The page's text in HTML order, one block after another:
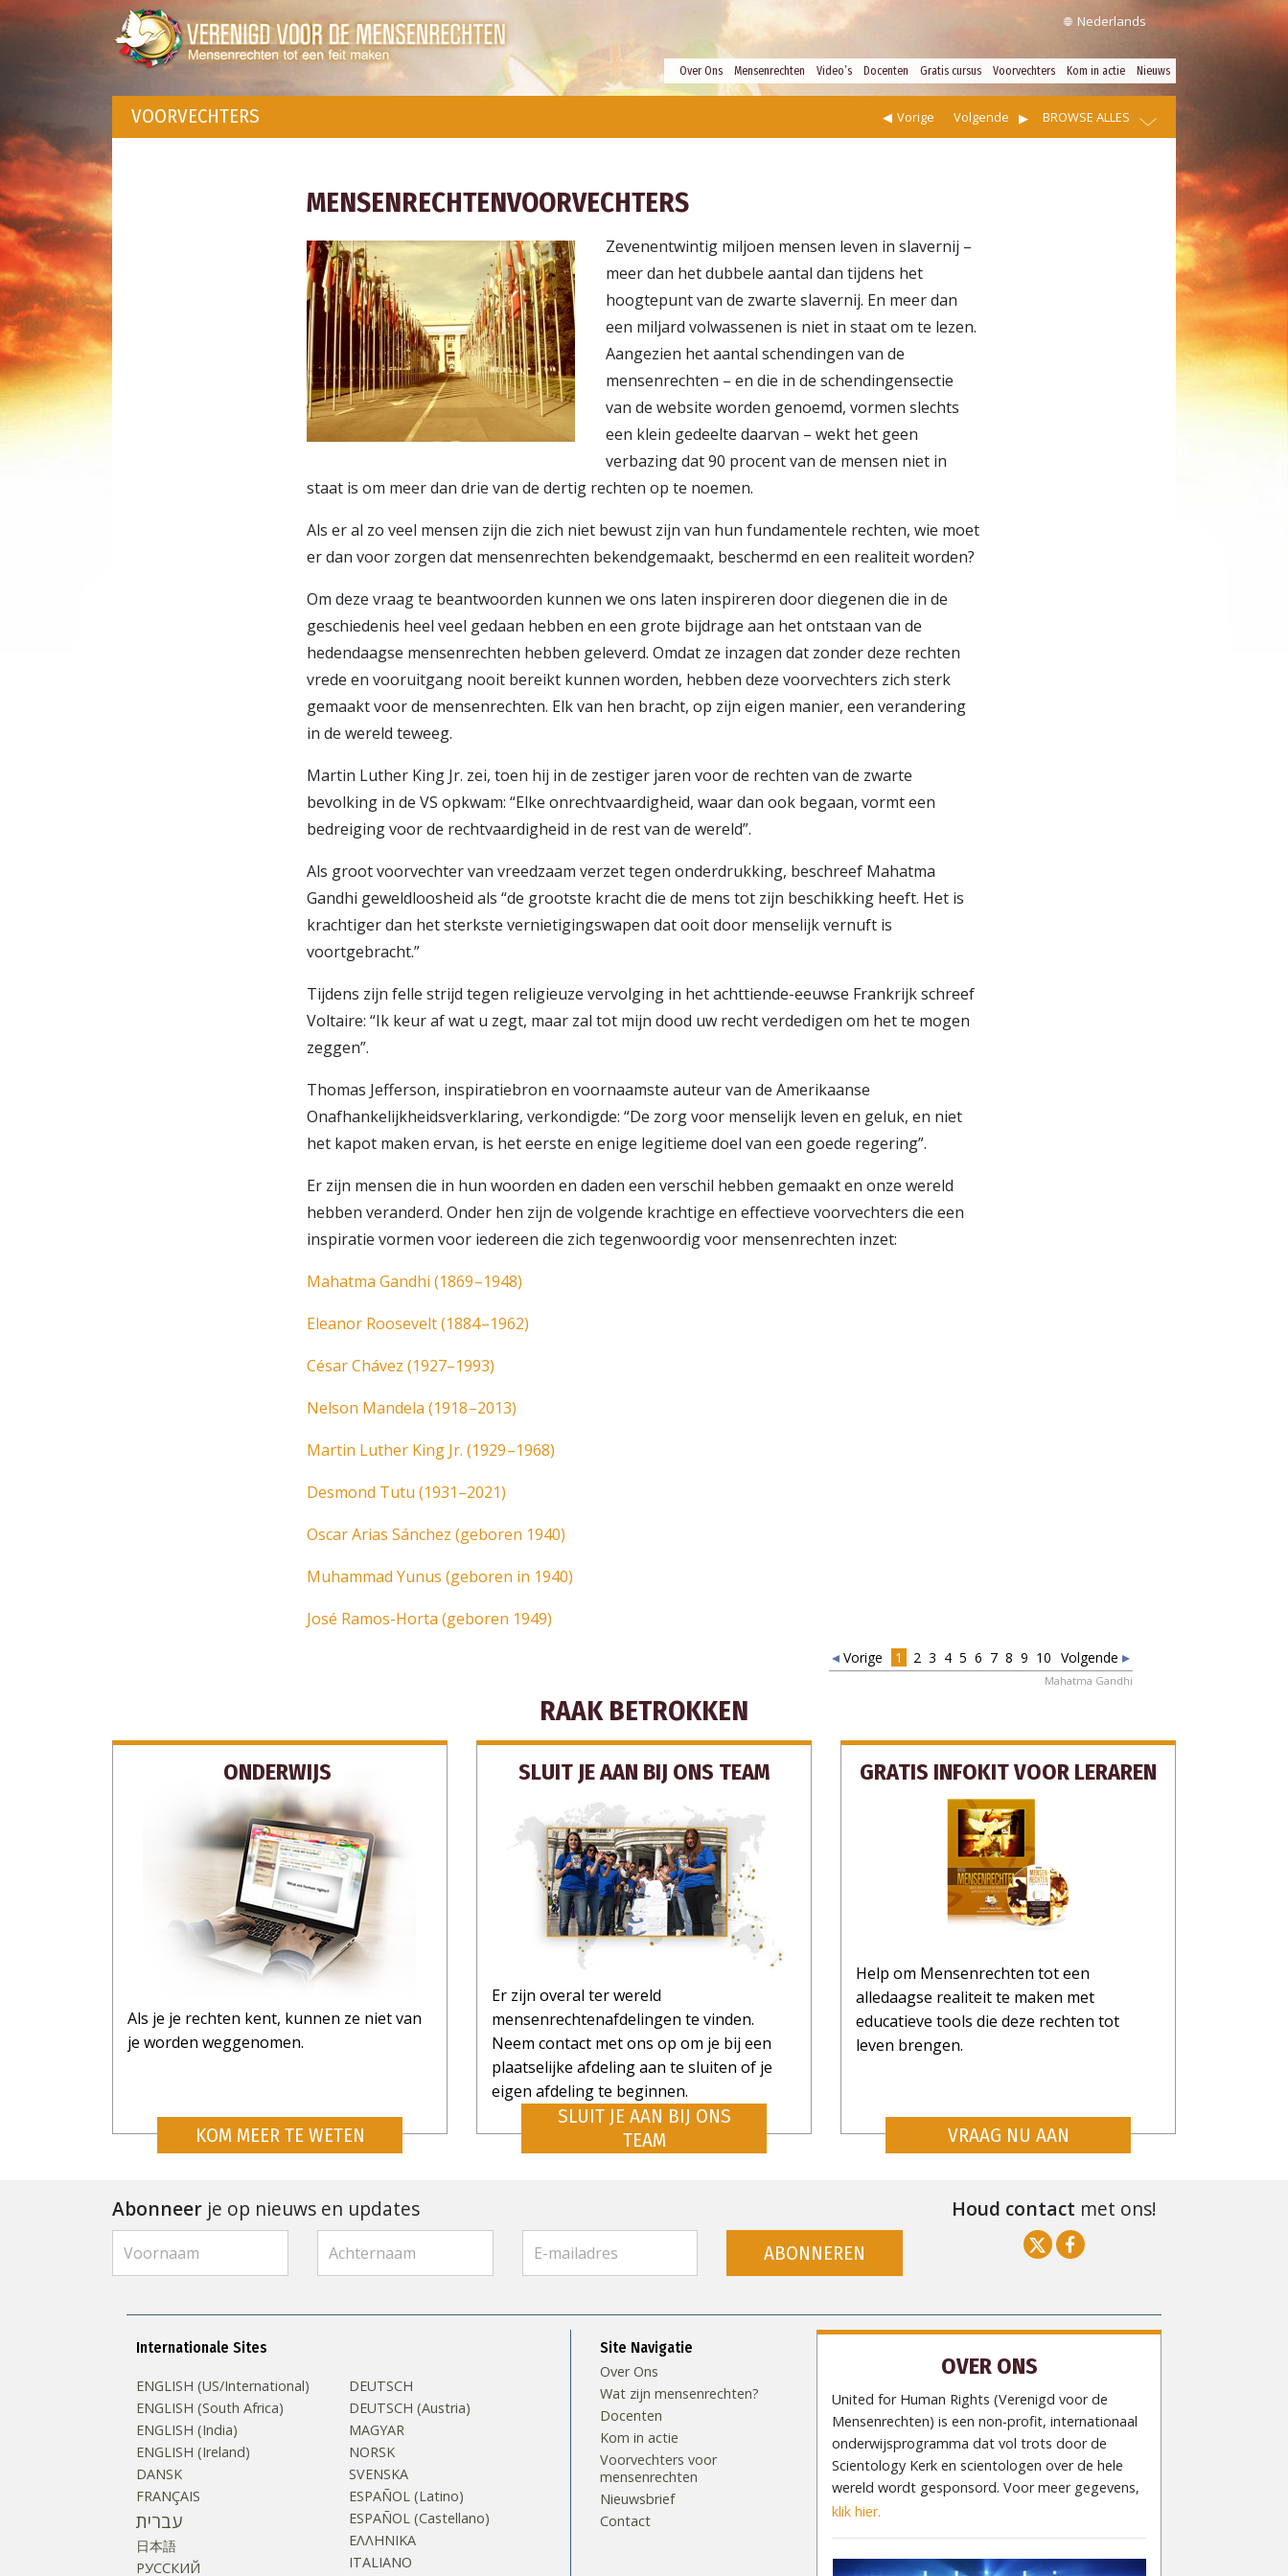
Nederlands
Over Ons Mensenrechten Video’s Docenten Gratis cursus Voorvechters Kom in actie Nieuws
VOORVECHTERS Volgende
Vorige BROWSE ALLES
MENSENRECHTENVOORVECHTERS
Zevenentwintig miljoen mensen leven in slavernij –
meer dan het dubbele aantal dan tijdens het
hoogtepunt van de zwarte slavernij. En meer dan
een miljard volwassenen is niet in staat om te lezen.
Aangezien het aantal schendingen van de
mensenrechten – en die in de schendingensectie
van de website worden genoemd, vormen slechts
een klein gedeelte daarvan – wekt het geen
verbazing dat 90 procent van de mensen niet in
staat is om meer dan drie van de dertig rechten op te noemen.
Als er al zo veel mensen zijn die zich niet bewust zijn van hun fundamentele rechten, wie moet
er dan voor zorgen dat mensenrechten bekendgemaakt, beschermd en een realiteit worden?
Om deze vraag te beantwoorden kunnen we ons laten inspireren door diegenen die in de
geschiedenis heel veel gedaan hebben en een grote bijdrage aan het ontstaan van de
hedendaagse mensenrechten hebben geleverd. Omdat ze inzagen dat zonder deze rechten
vrede en vooruitgang nooit bereikt kunnen worden, hebben deze voorvechters zich sterk
gemaakt voor de mensenrechten. Elk van hen bracht, op zijn eigen manier, een verandering
in de wereld teweeg.
Martin Luther King Jr. zei, toen hij in de zestiger jaren voor de rechten van de zwarte
bevolking in de VS opkwam: “Elke onrechtvaardigheid, waar dan ook begaan, vormt een
bedreiging voor de rechtvaardigheid in de rest van de wereld”.
Als groot voorvechter van vreedzaam verzet tegen onderdrukking, beschreef Mahatma
Gandhi geweldloosheid als “de grootste kracht die de mens tot zijn beschikking heeft. Het is
krachtiger dan het sterkste vernietigingswapen dat ooit door menselijk vernuft is
voortgebracht.”
Tijdens zijn felle strijd tegen religieuze vervolging in het achttiende-eeuwse Frankrijk schreef
Voltaire: “Ik keur af wat u zegt, maar zal tot mijn dood uw recht verdedigen om het te mogen
zeggen”.
Thomas Jefferson, inspiratiebron en voornaamste auteur van de Amerikaanse
Onafhankelijkheidsverklaring, verkondigde: “De zorg voor menselijk leven en geluk, en niet
het kapot maken ervan, is het eerste en enige legitieme doel van een goede regering”.
Er zijn mensen die in hun woorden en daden een verschil hebben gemaakt en onze wereld
hebben veranderd. Onder hen zijn de volgende krachtige en effectieve voorvechters die een
inspiratie vormen voor iedereen die zich tegenwoordig voor mensenrechten inzet:
Mahatma Gandhi (1869 –1948)
Eleanor Roosevelt (1884 –1962)
César Chávez (1927–1993)
Nelson Mandela (1918 –2013)
Martin Luther King Jr. (1929 –1968)
Desmond Tutu (1931–2021)
Oscar Arias Sánchez (geboren 1940)
Muhammad Yunus (geboren in 1940)
José Ramos-Horta (geboren 1949)
Volgende
1 2 3 4 5 6 7 8 9 10
Vorige
Mahatma Gandhi
RAAK BETROKKEN
ONDERWIJS
Als je je rechten kent, kunnen ze niet van
je worden weggenomen.
KOM MEER TE WETEN
SLUIT JE AAN BIJ ONS TEAM
Er zijn overal ter wereld
mensenrechtenafdelingen te vinden.
Neem contact met ons op om je bij een
plaatselijke afdeling aan te sluiten of je
eigen afdeling te beginnen.
SLUIT JE AAN BIJ ONS
TEAM
GRATIS INFOKIT VOOR LERAREN
Help om Mensenrechten tot een
alledaagse realiteit te maken met
educatieve tools die deze rechten tot
leven brengen.
VRAAG NU AAN
Abonneer je op nieuws en updates
ABONNEREN
Houd contact met ons!
Internationale Sites
ENGLISH (US/International)
ENGLISH (South Africa)
ENGLISH (India)
ENGLISH (Ireland)
DANSK
FRANÇAIS
עברית
日本語
РУССКИЙ
DEUTSCH
DEUTSCH (Austria)
MAGYAR
NORSK
SVENSKA
ESPAÑOL (Latino)
ESPAÑOL (Castellano)
ΕΛΛΗΝΙΚA
ITALIANO
Site Navigatie
Over Ons
Wat zijn mensenrechten?
Docenten
Kom in actie
Voorvechters voor
mensenrechten
Nieuwsbrief
Contact
OVER ONS
United for Human Rights (Verenigd voor de
Mensenrechten) is een non-profit, internationaal
onderwijsprogramma dat vol trots door de
Scientology Kerk en scientologen over de hele
wereld wordt gesponsord. Voor meer gegevens,
klik hier.